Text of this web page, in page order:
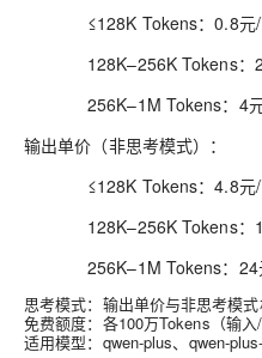
≤128K Tokens：0.8元
128K–256K Tokens：
256K–1M Tokens：4
输出单价（非思考模式）：
≤128K Tokens：4.8元
128K–256K Tokens：
256K–1M Tokens：
思考模式：输出单价与非思考模式
免费额度：各100万Tokens（输入
适用模型：qwen-plus、qwen-